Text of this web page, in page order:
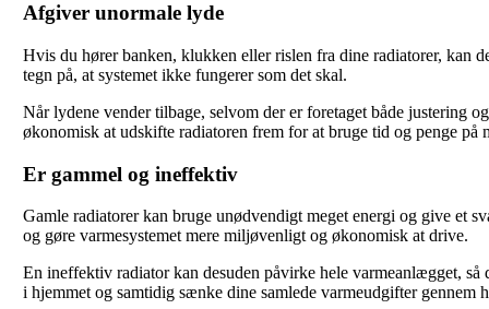
Afgiver unormale lyde
Hvis du hører banken, klukken eller rislen fra dine radiatorer, kan
tegn på, at systemet ikke fungerer som det skal.
Når lydene vender tilbage, selvom der er foretaget både justering
økonomisk at udskifte radiatoren frem for at bruge tid og penge på
Er gammel og ineffektiv
Gamle radiatorer kan bruge unødvendigt meget energi og give et
og gøre varmesystemet mere miljøvenligt og økonomisk at drive.
En ineffektiv radiator kan desuden påvirke hele varmeanlægget,
i hjemmet og samtidig sænke dine samlede varmeudgifter gennem